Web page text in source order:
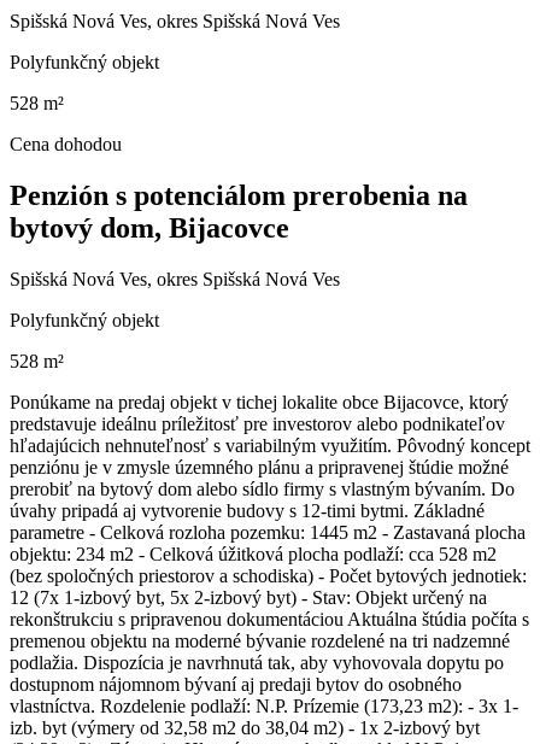
Spišská Nová Ves, okres Spišská Nová Ves
Polyfunkčný objekt
528 m²
Cena dohodou
Penzión s potenciálom prerobenia na
bytový dom, Bijacovce
Spišská Nová Ves, okres Spišská Nová Ves
Polyfunkčný objekt
528 m²
Ponúkame na predaj objekt v tichej lokalite obce Bijacovce, ktorý
predstavuje ideálnu príležitosť pre investorov alebo podnikateľov
hľadajúcich nehnuteľnosť s variabilným využitím. Pôvodný koncept
penziónu je v zmysle územného plánu a pripravenej štúdie možné
prerobiť na bytový dom alebo sídlo firmy s vlastným bývaním. Do
úvahy pripadá aj vytvorenie budovy s 12-timi bytmi. Základné
parametre - Celková rozloha pozemku: 1445 m2 - Zastavaná plocha
objektu: 234 m2 - Celková úžitková plocha podlaží: cca 528 m2
(bez spoločných priestorov a schodiska) - Počet bytových jednotiek:
12 (7x 1-izbový byt, 5x 2-izbový byt) - Stav: Objekt určený na
rekonštrukciu s pripravenou dokumentáciou Aktuálna štúdia počíta s
premenou objektu na moderné bývanie rozdelené na tri nadzemné
podlažia. Dispozícia je navrhnutá tak, aby vyhovovala dopytu po
dostupnom nájomnom bývaní aj predaji bytov do osobného
vlastníctva. Rozdelenie podlaží: N.P. Prízemie (173,23 m2): - 3x 1-
izb. byt (výmery od 32,58 m2 do 38,04 m2) - 1x 2-izbový byt